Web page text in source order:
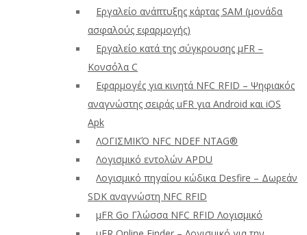
Εργαλείο ανάπτυξης κάρτας SAM (μονάδα
ασφαλούς εφαρμογής)
Εργαλείο κατά της σύγκρουσης μFR –
Κονσόλα C
Εφαρμογές για κινητά NFC RFID – Ψηφιακός
αναγνώστης σειράς uFR για Android και iOS
Apk
ΛΟΓΙΣΜΙΚΌ NFC NDEF NTAG®
Λογισμικό εντολών APDU
Λογισμικό πηγαίου κώδικα Desfire – Δωρεάν
SDK αναγνώστη NFC RFID
μFR Go Γλώσσα NFC RFID Λογισμικό